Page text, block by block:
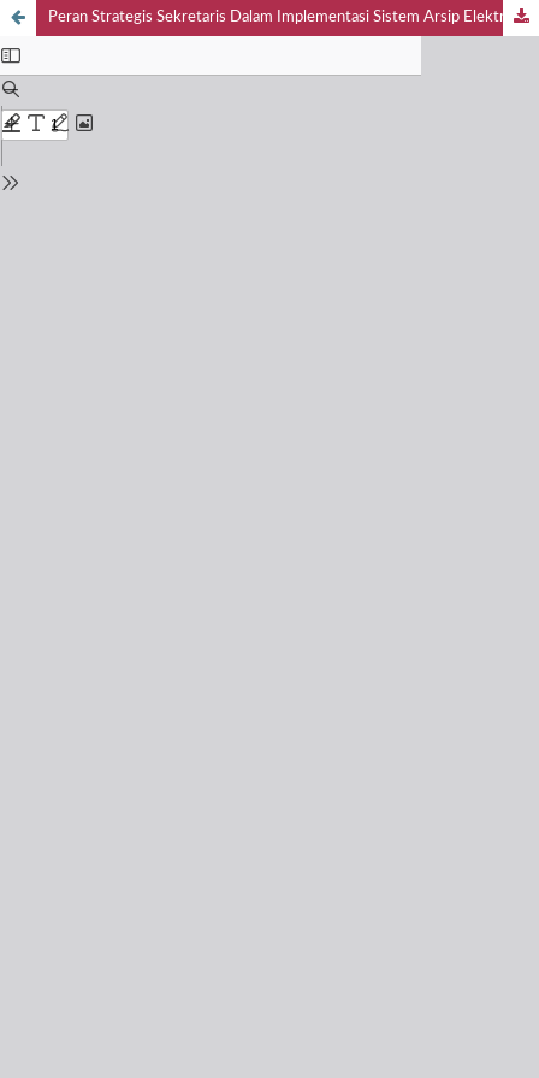
Peran Strategis Sekretaris Dalam Implementasi Sistem Arsip Elektronik Yang Efisien